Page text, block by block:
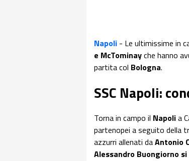
Napoli - Le ultimissime in
e McTominayche hanno
partita col Bologna.
SSC Napoli:
Torna in campo il Napolia
partenopei a seguito della
azzurri allenati daAntonio
Alessandro Buongiorno